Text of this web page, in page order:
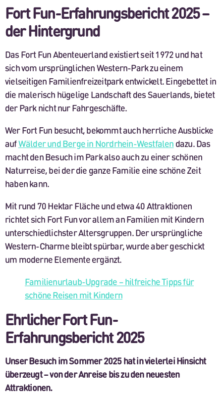
Fort Fun-Erfahrungsbericht 2025 –
der Hintergrund
Das Fort Fun Abenteuerland existiert seit 1972 und hat
sich vom ursprünglichen Western-Park zu einem
vielseitigen Familienfreizeitpark entwickelt. Eingebettet in
die malerisch hügelige Landschaft des Sauerlands, bietet
der Park nicht nur Fahrgeschäfte.
Wer Fort Fun besucht, bekommt auch herrliche Ausblicke
aufWälder und Berge in Nordrhein-Westfalen dazu. Das
macht den Besuch im Park also auch zu einer schönen
Naturreise, bei der die ganze Familie eine schöne Zeit
haben kann.
Mit rund 70 Hektar Fläche und etwa 40 Attraktionen
richtet sich Fort Fun vor allem an Familien mit Kindern
unterschiedlichster Altersgruppen. Der ursprüngliche
Western-Charme bleibt spürbar, wurde aber geschickt
um moderne Elemente ergänzt.
Familienurlaub-Upgrade – hilfreiche Tipps für
schöne Reisen mit Kindern
Ehrlicher Fort Fun-
Erfahrungsbericht 2025
Unser Besuch im Sommer 2025 hat in vielerlei Hinsicht
überzeugt – von der Anreise bis zu den neuesten
Attraktionen.